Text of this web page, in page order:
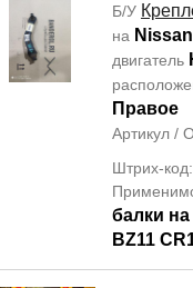
Б/У
на
двигатель
Правое
Артикул /
Штрих-
балки
BZ11